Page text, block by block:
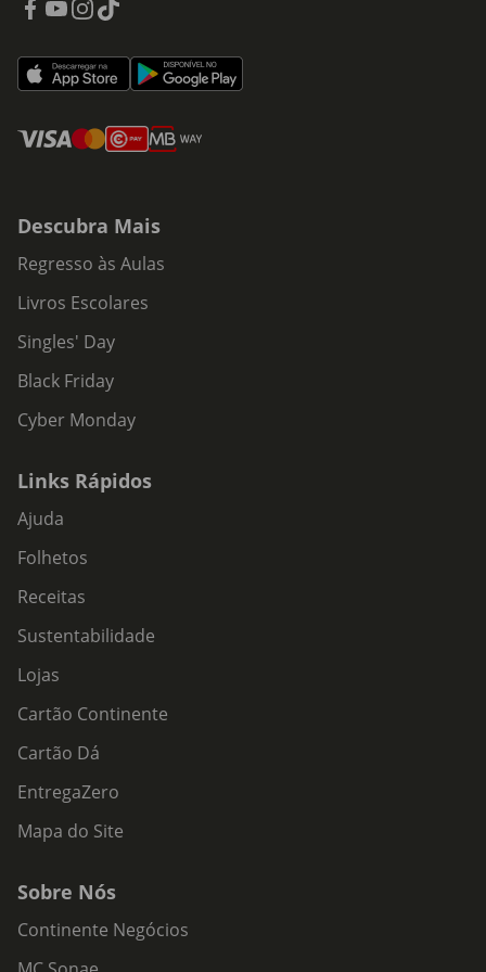
Descubra Mais
Regresso às Aulas
Livros Escolares
Singles' Day
Black Friday
Cyber Monday
Links Rápidos
Ajuda
Folhetos
Receitas
Sustentabilidade
Lojas
Cartão Continente
Cartão Dá
EntregaZero
Mapa do Site
Sobre Nós
Continente Negócios